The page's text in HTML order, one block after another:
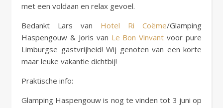
met een voldaan en relax gevoel.
Bedankt Lars van Hotel Ri Coëme/Glamping
Haspengouw & Joris van Le Bon Vinvant voor pure
Limburgse gastvrijheid! Wij genoten van een korte
maar leuke vakantie dichtbij!
Praktische info:
Glamping Haspengouw is nog te vinden tot 3 juni op